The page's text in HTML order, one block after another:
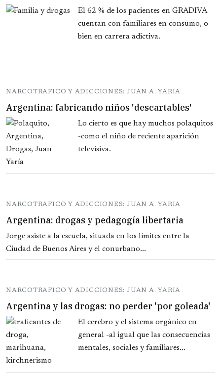
El 62 % de los pacientes en GRADIVA
cuentan con familiares en consumo, o
bien en carrera adictiva.
NARCOTRAFICO Y ADICCIONES: JUAN A. YARIA
Argentina: fabricando niños 'descartables'
Lo cierto es que hay muchos polaquitos
-como el niño de reciente aparición
televisiva.
NARCOTRAFICO Y ADICCIONES: JUAN A. YARIA
Argentina: drogas y pedagogía libertaria
Jorge asiste a la escuela, situada en los límites entre la
Ciudad de Buenos Aires y el conurbano...
NARCOTRAFICO Y ADICCIONES: JUAN A. YARIA
Argentina y las drogas: no perder 'por goleada'
El cerebro y el sistema orgánico en
general -al igual que las consecuencias
mentales, sociales y familiares...